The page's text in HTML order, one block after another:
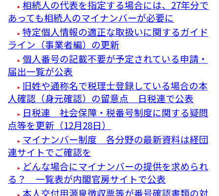
相続人の代表を指定する場合には、27年分で
あっても相続人のマイナンバーが必要に
特定個人情報の適正な取扱いに関するガイド
ライン（事業者編）の更新
個人番号の記載不要が予定されている申請・
届出一覧が公表
旧姓や通称名で税理士登録している場合の本
人確認（身元確認）の留意点 日税連で公表
日税連 社会保障・税番号制度に関する疑問
点等を更新（12月28日）
マイナンバー制度 各分野の最新資料は経団
連サイトでご確認を
どんな場合にマイナンバーの提供を求められ
る？ 一覧表が内閣官房サイトで公表
本人交付用源泉徴収票等が番号確認書類の対